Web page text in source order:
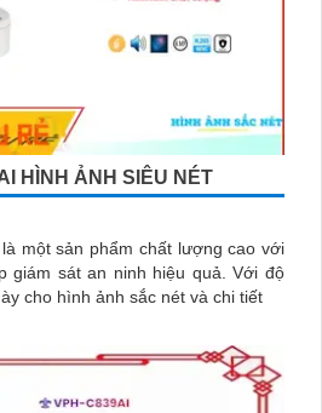
HÌNH ẢNH SIÊU NÉT
một sản phẩm chất lượng cao với
sát an ninh hiệu quả. Với độ
cho hình ảnh sắc nét và chi tiết